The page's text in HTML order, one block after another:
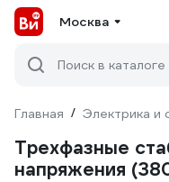
Москва
Поиск в каталоге
Главная / Электрика и
Трехфазные
напряжения